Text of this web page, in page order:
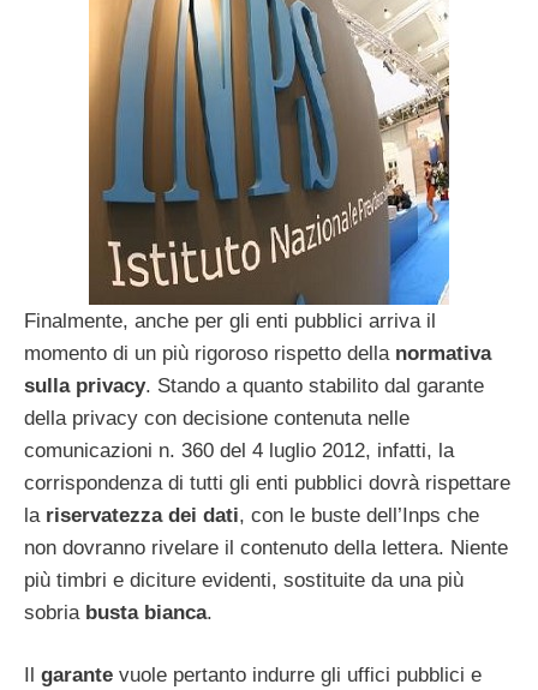
Finalmente, anche per gli enti pubblici arriva il
momento di un più rigoroso rispetto della normativa
sulla privacy. Stando a quanto stabilito dal garante
della privacy con decisione contenuta nelle
comunicazioni n. 360 del 4 luglio 2012, infatti, la
corrispondenza di tutti gli enti pubblici dovrà rispettare
la riservatezza dei dati, con le buste dell’Inps che
non dovranno rivelare il contenuto della lettera. Niente
più timbri e diciture evidenti, sostituite da una più
sobria busta bianca.
garante vuole pertanto indurre gli uffici pubblici e